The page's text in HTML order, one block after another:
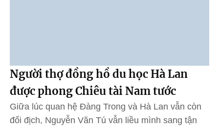
Người thợ đồng hồ du học Hà Lan
được phong Chiêu tài Nam tước
Giữa lúc quan hệ Đàng Trong và Hà Lan vẫn còn
đối địch, Nguyễn Văn Tú vẫn liều mình sang tận